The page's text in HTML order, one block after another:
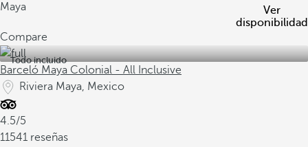
Maya
Ver
disponibilidad
Compare
Todo incluido
Barceló Maya Colonial - All Inclusive
Riviera Maya, Mexico
4.5/5
11541 reseñas